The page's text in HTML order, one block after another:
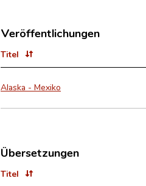
Veröffentlichungen
Titel
Alaska - Mexiko
Übersetzungen
Titel